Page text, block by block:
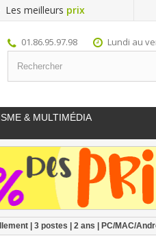
Les meilleurs prix
01.86.95.97.98 Lundi au
& MULTIMÉDIA
| 3 postes | 2 ans | PC/MAC/